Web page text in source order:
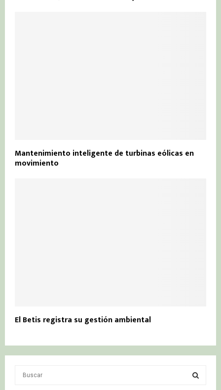
Mantenimiento inteligente de turbinas eólicas en
movimiento
El Betis registra su gestión ambiental